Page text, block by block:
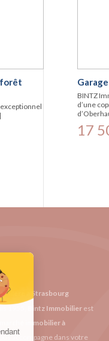
BINTZ
d’une
17
à Strasbourg
1955, Bintz Immobilier est
marché immobilier à
accompagne dans votre